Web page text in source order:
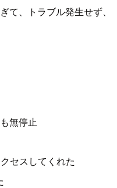
て、トラブル発生せず、
無停止
セスしてくれた